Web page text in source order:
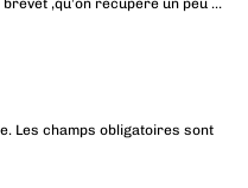
,qu’on récupère un peu …
Les champs obligatoires sont